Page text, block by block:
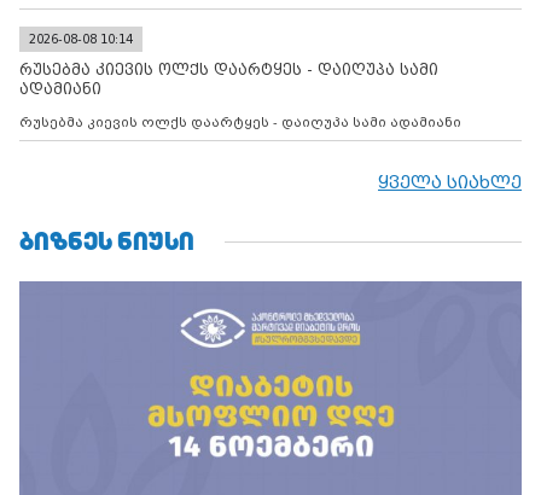
2026-08-08 10:14
რუსებმა კიევის ოლქს დაარტყეს - დაიღუპა სამი
ადამიანი
რუსებმა კიევის ოლქს დაარტყეს - დაიღუპა სამი ადამიანი
ყველა სიახლე
ᲑᲘᲖᲜᲔᲡ ᲜᲘᲣᲡᲘ